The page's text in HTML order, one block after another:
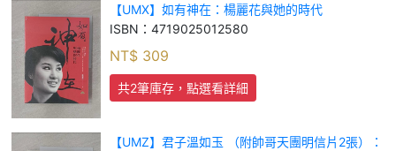
【UMX】如有神在：楊麗花與她的時代
ISBN： 4719025012580
NT$ 309
共2筆庫存，點選看詳細
【UMZ】君子溫如玉 （附帥哥天團明信片2張）：